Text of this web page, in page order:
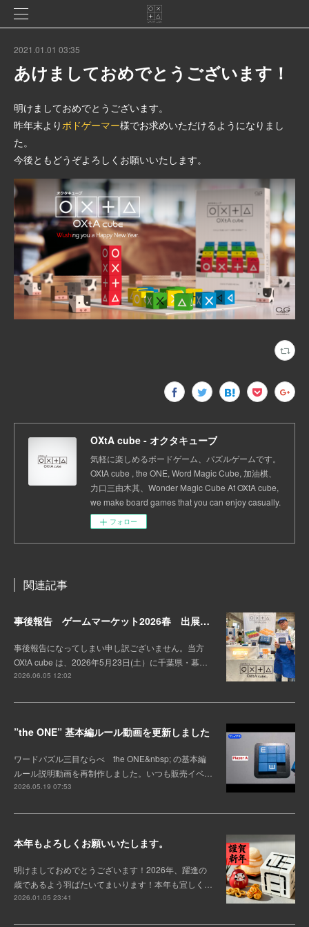
2021.01.01 03:35
あけましておめでとうございます！
明けましておめでとうございます。
昨年末よりボドゲーマー様でお求めいただけるようになりまし
た。
今後ともどうぞよろしくお願いいたします。
OXtA cube - オクタキューブ
気軽に楽しめるボードゲーム、パズルゲームです。
OXtA cube , the ONE, Word Magic Cube, 加油棋、
力口三由木其、Wonder Magic Cube At OXtA cube,
we make board games that you can enjoy casually.
フォロー
関連記事
事後報告 ゲームマーケット2026春 出展しました。
事後報告になってしまい申し訳ございません。当方
OXtA cube は、2026年5月23日(土）に千葉県・幕…
2026.06.05 12:02
”the ONE” 基本編ルール動画を更新しました
ワードパズル三目ならべ the ONE&nbsp; の基本編
ルール説明動画を再制作しました。いつも販売イベ…
2026.05.19 07:53
本年もよろしくお願いいたします。
明けましておめでとうございます！2026年、躍進の
歳であるよう羽ばたいてまいります！本年も宜しく…
2026.01.05 23:41